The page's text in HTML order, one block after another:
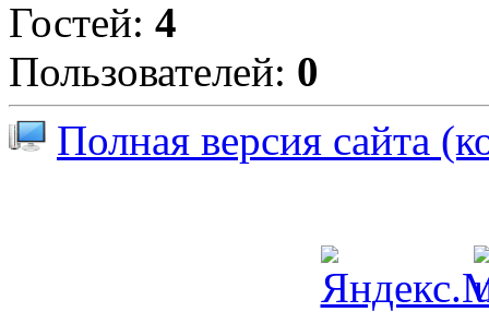
Гостей: 4
Пользователей: 0
Полная версия сайта